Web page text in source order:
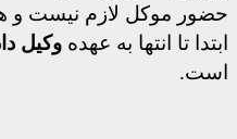
حضور موکل لازم نیست و
ابتدا تا انتها به عهده وکیل
است.